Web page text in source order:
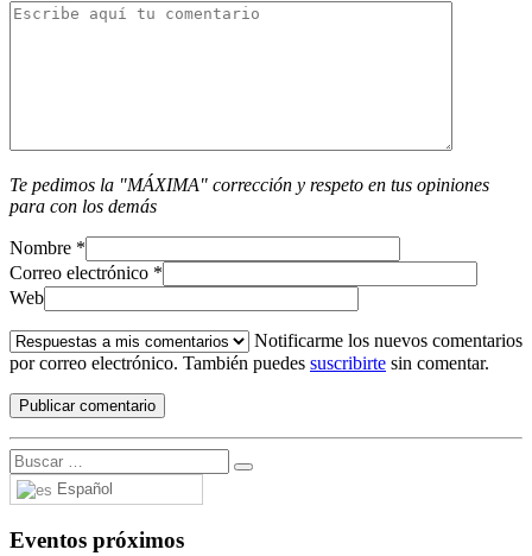
Te pedimos la "MÁXIMA" corrección y respeto en tus opiniones
para con los demás
Nombre *
Correo electrónico *
Web
Notificarme los nuevos comentarios
por correo electrónico. También puedes suscribirte sin comentar.
Español
Eventos próximos